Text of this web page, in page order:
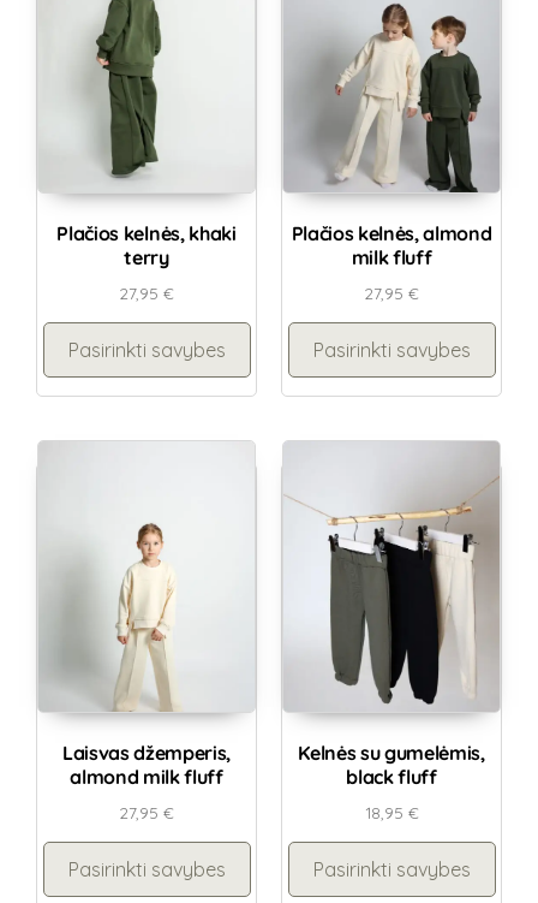
Plačios kelnės, khaki
terry
27,95 €
Pasirinkti savybes
Plačios kelnės, almond
milk fluff
27,95 €
Pasirinkti savybes
Laisvas džemperis,
almond milk fluff
27,95 €
Pasirinkti savybes
Kelnės su gumelėmis,
black fluff
18,95 €
Pasirinkti savybes